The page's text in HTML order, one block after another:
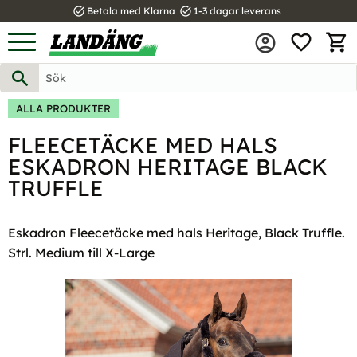
Meny
task_alt Betala med Klarna task_alt 1-3 dagar leverans
ALLA PRODUKTER
FLEECETÄCKE MED HALS
ESKADRON HERITAGE BLACK
TRUFFLE
Eskadron Fleecetäcke med hals Heritage, Black Truffle.
Strl. Medium till X-Large